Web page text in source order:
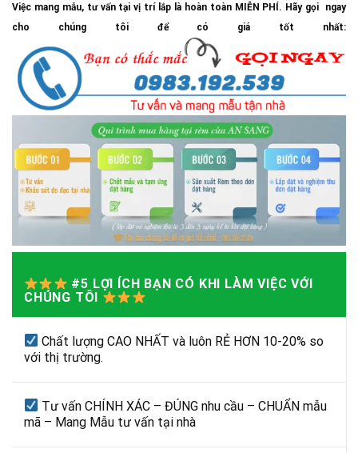
Việc mang mẫu, tư vấn tại vị trí lắp là hoàn toàn MIỄN PHÍ. Hãy gọi ngay
cho chúng tôi để có giá tốt nhất:
#5 LỢI ÍCH BẠN CÓ KHI LÀM VIỆC VỚI
CHÚNG TÔI
Chất lượng CAO NHẤT và luôn RẺ HƠN 10-20% so
với thị trường.
Tư vấn CHÍNH XÁC – ĐÚNG nhu cầu – CHUẨN mẫu
mã – Mang Mẫu tư vấn tại nhà